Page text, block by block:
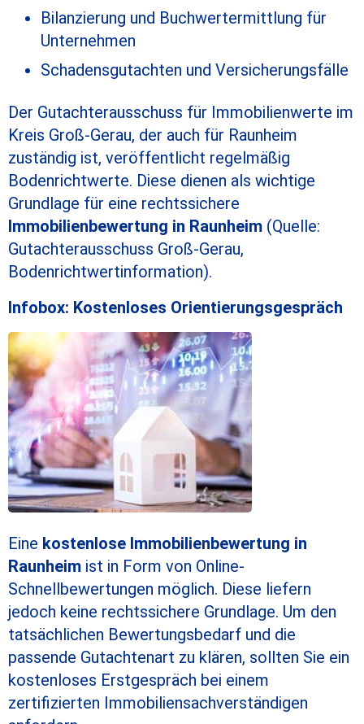
Bilanzierung und Buchwertermittlung für
Unternehmen
Schadensgutachten und Versicherungsfälle
Der Gutachterausschuss für Immobilienwerte im
Kreis Groß-Gerau, der auch für Raunheim
zuständig ist, veröffentlicht regelmäßig
Bodenrichtwerte. Diese dienen als wichtige
Grundlage für eine rechtssichere
Immobilienbewertung in Raunheim (Quelle:
Gutachterausschuss Groß-Gerau,
Bodenrichtwertinformation).
Infobox: Kostenloses Orientierungsgespräch
Eine kostenlose Immobilienbewertung in
Raunheim ist in Form von Online-
Schnellbewertungen möglich. Diese liefern
jedoch keine rechtssichere Grundlage. Um den
tatsächlichen Bewertungsbedarf und die
passende Gutachtenart zu klären, sollten Sie ein
kostenloses Erstgespräch bei einem
zertifizierten Immobiliensachverständigen